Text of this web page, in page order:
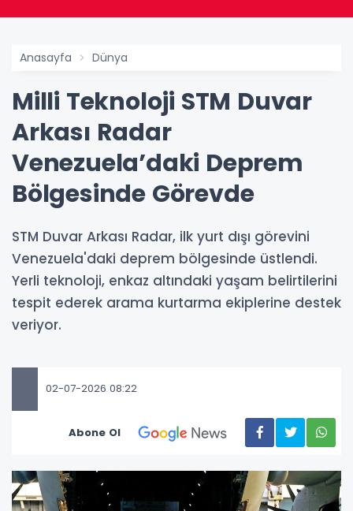
Anasayfa Dünya
Milli Teknoloji STM Duvar
Arkası Radar
Venezuela’daki Deprem
Bölgesinde Görevde
STM Duvar Arkası Radar, ilk yurt dışı görevini
Venezuela'daki deprem bölgesinde üstlendi.
Yerli teknoloji, enkaz altındaki yaşam belirtilerini
tespit ederek arama kurtarma ekiplerine destek
veriyor.
02-07-2026 08:22
Abone Ol